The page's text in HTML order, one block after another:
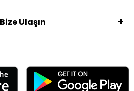
Bize Ulaşın